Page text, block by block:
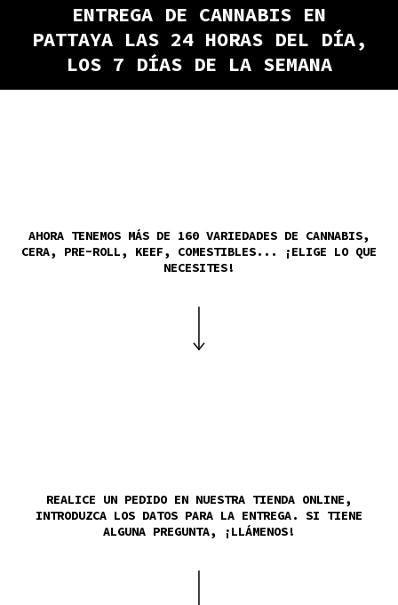
ENTREGA DE CANNABIS EN
PATTAYA LAS 24 HORAS DEL DÍA,
LOS 7 DÍAS DE LA SEMANA
AHORA TENEMOS MÁS DE 160 VARIEDADES DE CANNABIS,
CERA, PRE-ROLL, KEEF, COMESTIBLES... ¡ELIGE LO QUE
NECESITES!
REALICE UN PEDIDO EN NUESTRA TIENDA ONLINE,
INTRODUZCA LOS DATOS PARA LA ENTREGA. SI TIENE
ALGUNA PREGUNTA, ¡LLÁMENOS!